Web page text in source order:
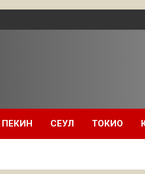
ПЕКИН СЕУЛ ТОКИО